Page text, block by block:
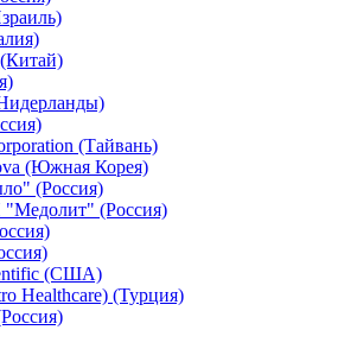
(Китай)
(Тайвань)
(Южная Корея)
(Россия)
(Россия)
(США)
Healthcare) (Турция)